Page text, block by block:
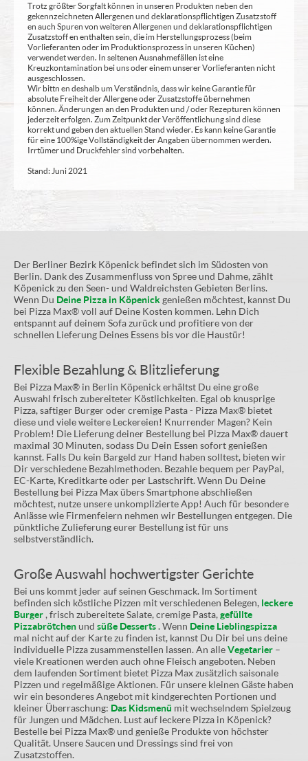
Trotz größter Sorgfalt können in unseren Produkten neben den
gekennzeichneten Allergenen und deklarationspflichtigen Zusatzstoff
en auch Spuren von weiteren Allergenen und deklarationspflichtigen
Zusatzstoff en enthalten sein, die im Herstellungsprozess (beim
Vorlieferanten oder im Produktionsprozess in unseren Küchen)
verwendet werden. In seltenen Ausnahmefällen ist eine
Kreuzkontamination bei uns oder einem unserer Vorlieferanten nicht
ausgeschlossen.
Wir bittn en deshalb um Verständnis, dass wir keine Garantie für
absolute Freiheit der Allergene oder Zusatzstoffe übernehmen
können. Änderungen an den Produkten und / oder Rezepturen können
jederzeit erfolgen. Zum Zeitpunkt der Veröffentlichung sind diese
korrekt und geben den aktuellen Stand wieder. Es kann keine Garantie
für eine 100%ige Vollständigkeit der Angaben übernommen werden.
Irrtümer und Druckfehler sind vorbehalten.
Stand: Juni 2021
Der Berliner Bezirk Köpenick befindet sich im Südosten von
Berlin. Dank des Zusammenfluss von Spree und Dahme, zählt
Köpenick zu den Seen- und Waldreichsten Gebieten Berlins.
Wenn Du Deine Pizza in Köpenickgenießen möchtest, kannst Du
bei Pizza Max® voll auf Deine Kosten kommen. Lehn Dich
entspannt auf deinem Sofa zurück und profitiere von der
schnellen Lieferung Deines Essens bis vor die Haustür!
Flexible Bezahlung & Blitzlieferung
Bei Pizza Max® in Berlin Köpenick erhältst Du eine große
Auswahl frisch zubereiteter Köstlichkeiten. Egal ob knusprige
Pizza, saftiger Burger oder cremige Pasta - Pizza Max® bietet
diese und viele weitere Leckereien! Knurrender Magen? Kein
Problem! Die Lieferung deiner Bestellung bei Pizza Max® dauert
maximal 30 Minuten, sodass Du Dein Essen sofort genießen
kannst. Falls Du kein Bargeld zur Hand haben solltest, bieten wir
Dir verschiedene Bezahlmethoden. Bezahle bequem per PayPal,
EC-Karte, Kreditkarte oder per Lastschrift. Wenn Du Deine
Bestellung bei Pizza Max übers Smartphone abschließen
möchtest, nutze unsere unkomplizierte App! Auch für besondere
Anlässe wie Firmenfeiern nehmen wir Bestellungen entgegen. Die
pünktliche Zulieferung eurer Bestellung ist für uns
selbstverständlich.
Große Auswahl hochwertigster Gerichte
Bei uns kommt jeder auf seinen Geschmack. Im Sortiment
befinden sich köstliche Pizzen mit verschiedenen Belegen, leckere
Burger, frisch zubereitete Salate, cremige Pasta,gefüllte
Pizzabrötchen und süße Desserts. Wenn Deine Lieblingspizza
mal nicht auf der Karte zu finden ist, kannst Du Dir bei uns deine
individuelle Pizza zusammenstellen lassen. An alleVegetarier –
viele Kreationen werden auch ohne Fleisch angeboten. Neben
dem laufenden Sortiment bietet Pizza Max zusätzlich saisonale
Pizzen und regelmäßige Aktionen. Für unsere kleinen Gäste haben
wir ein besonderes Angebot mit kindgerechten Portionen und
kleiner Überraschung: Das Kidsmenü mit wechselndem Spielzeug
für Jungen und Mädchen. Lust auf leckere Pizza in Köpenick?
Bestelle bei Pizza Max® und genieße Produkte von höchster
Qualität. Unsere Saucen und Dressings sind frei von
Zusatzstoffen.